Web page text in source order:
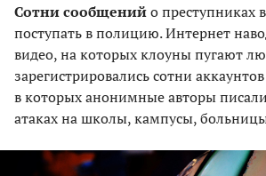
Сотни сообщенийо преступниках
поступать в полицию. Интернет
видео, на которых клоуны пугают
зарегистрировались сотни
в которых анонимные авторы
атаках на школы, кампусы,